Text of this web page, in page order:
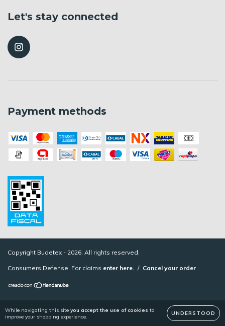
While navigating this site you accept the use of cookies to
improve your shopping experience.
UNDERSTOOD
Let's stay connected
Payment methods
Copyright Budetex - 2026. All rights reserved.
Consumers Defense. For claims enter here. / Cancel your order